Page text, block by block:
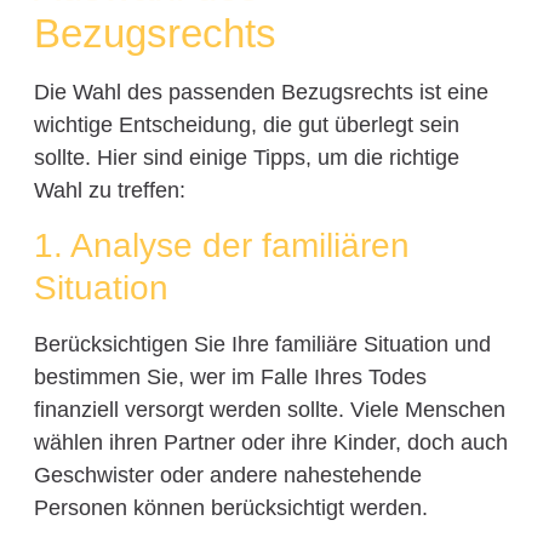
Bezugsrechts
Die Wahl des passenden Bezugsrechts ist eine
wichtige Entscheidung, die gut überlegt sein
sollte. Hier sind einige Tipps, um die richtige
Wahl zu treffen:
1. Analyse der familiären
Situation
Berücksichtigen Sie Ihre familiäre Situation und
bestimmen Sie, wer im Falle Ihres Todes
finanziell versorgt werden sollte. Viele Menschen
wählen ihren Partner oder ihre Kinder, doch auch
Geschwister oder andere nahestehende
Personen können berücksichtigt werden.